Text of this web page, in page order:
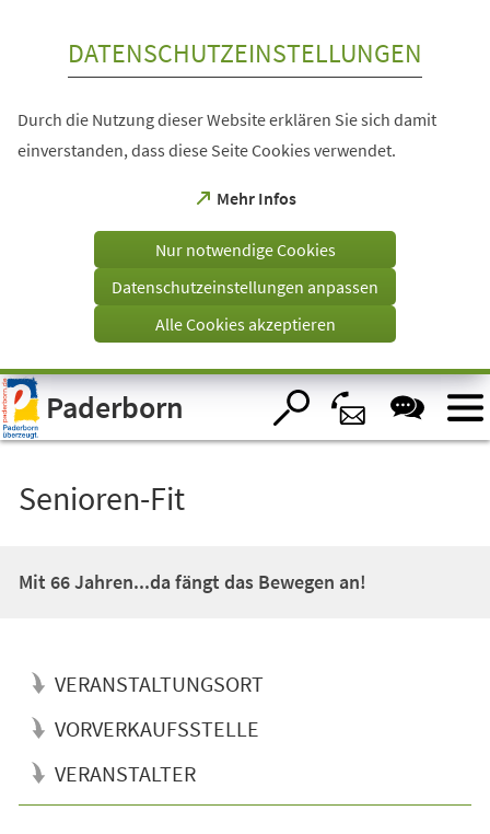
Visuelle
Assistenzsoftware
öffnen.
DATENSCHUTZEINSTELLUNGEN
Durch die Nutzung dieser Website erklären Sie sich damit
einverstanden, dass diese Seite Cookies verwendet.
Mehr Infos
(Öffnet
einem
Tab)
Nur notwendige Cookies
Datenschutzeinstellungen anpassen
Alle Cookies akzeptieren
Paderborn
Senioren-Fit
Mit 66 Jahren...da fängt das Bewegen an!
VERANSTALTUNGSORT
VORVERKAUFSSTELLE
VERANSTALTER